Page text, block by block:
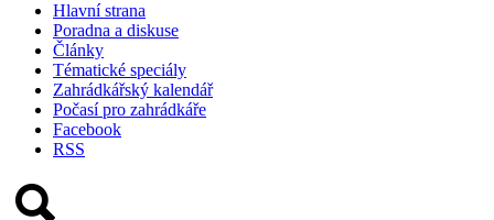
Hlavní strana
Poradna a diskuse
Články
Tématické speciály
Zahrádkářský kalendář
Počasí pro zahrádkáře
Facebook
RSS